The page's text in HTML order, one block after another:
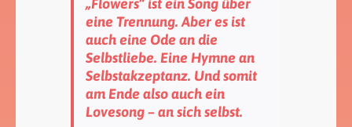
„Flowers“ ist ein Song über
eine Trennung. Aber es ist
auch eine Ode an die
Selbstliebe. Eine Hymne an
Selbstakzeptanz. Und somit
am Ende also auch ein
Lovesong – an sich selbst.